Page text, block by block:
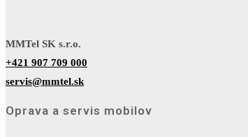
MMTel SK s.r.o.
+421 907 709 000
servis@mmtel.sk
Oprava a servis mobilov